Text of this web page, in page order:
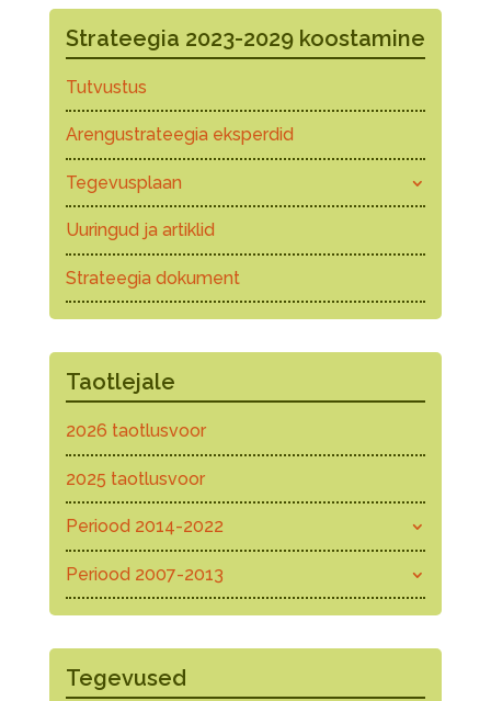
Strateegia 2023-2029 koostamine
Tutvustus
Arengustrateegia eksperdid
Tegevusplaan
Uuringud ja artiklid
Strateegia dokument
Taotlejale
2026 taotlusvoor
2025 taotlusvoor
Periood 2014-2022
Periood 2007-2013
Tegevused